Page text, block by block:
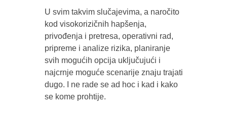
U svim takvim slučajevima, a naročito
kod visokorizičnih hapšenja,
privođenja i pretresa, operativni rad,
pripreme i analize rizika, planiranje
svih mogućih opcija uključujući i
najcrnje moguće scenarije znaju trajati
dugo. I ne rade se ad hoc i kad i kako
se kome prohtije.